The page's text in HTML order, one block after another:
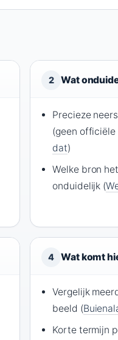
2 Wat
Precieze
(geen
dat)
Welke bron
onduidelijk (
4 Wat komt
Vergelijk
beeld (
Korte termijn